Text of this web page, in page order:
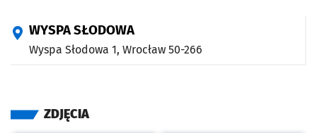
WYSPA SŁODOWA
Wyspa Słodowa 1, Wrocław 50-266
ZDJĘCIA